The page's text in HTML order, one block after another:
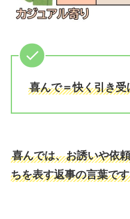
喜んで＝快く引き
喜んでは、お誘いや依
ちを表す返事の言葉で